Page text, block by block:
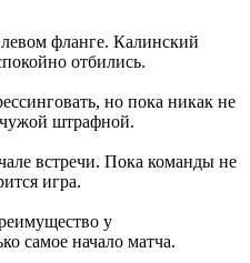
фланге. Калинский
отбились.
но пока никак не
чужой штрафной.
встречи. Пока команды не
игра.
у
самое начало матча.